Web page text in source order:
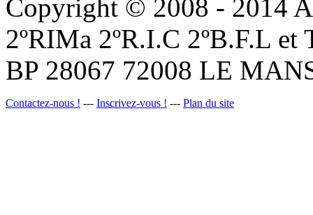
Copyright © 2008 - 2014
2ºRIMa 2ºR.I.C 2ºB.F.L
BP 28067 72008 LE
Contactez-nous ! --- Inscrivez-vous ! --- Plan du site